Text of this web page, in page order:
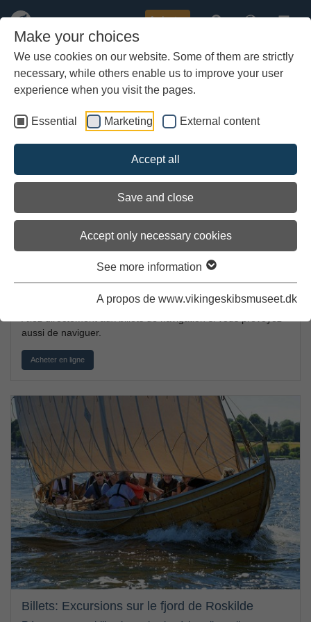
Make your choices
We use cookies on our website. Some of them are strictly
necessary, while others enable us to improve your user
experience when you visit the pages.
Essential Marketing External content
Accept all
Save and close
Accept only necessary cookies
See more information
A propos de www.vikingeskibsmuseet.dk
Aller
principal
Acheter
Billets: Entrée et Pass saisonnier
Bienvenue au Musée des Bateaux Vikings de Roskilde
Allez directement aux billets de navigation si vous prévoyez
aussi de naviguer.
Acheter en ligne
Billets: Excursions sur le fjord de Roskilde